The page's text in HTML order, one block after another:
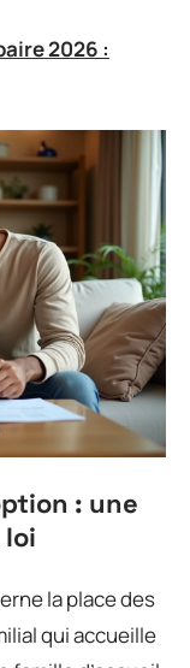
2026 :
: une
la place des
qui accueille